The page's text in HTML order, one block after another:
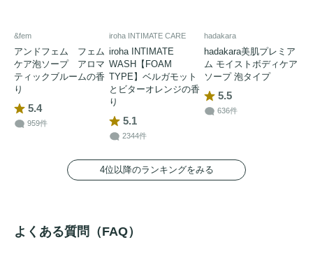
&fem
アンドフェム フェム
ケア泡ソープ アロマ
ティックブルームの香
り
5.4
959件
iroha INTIMATE CARE
iroha INTIMATE
WASH【FOAM
TYPE】ベルガモット
とビターオレンジの香
り
5.1
2344件
hadakara
hadakara美肌プレミア
ム モイストボディケア
ソープ 泡タイプ
5.5
636件
4位以降のランキングをみる
よくある質問（FAQ）